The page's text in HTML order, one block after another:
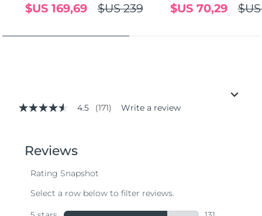
$US 239
$US 169,69 $US 70,29
4.5
stars,
average
value.
171
4.5 (171) Write a review